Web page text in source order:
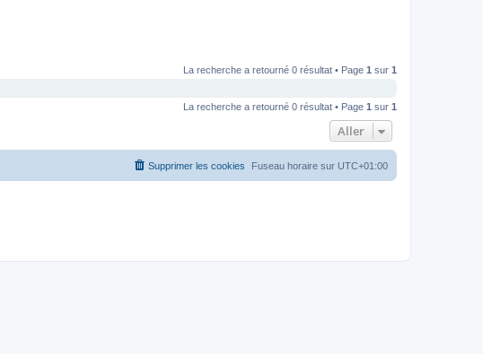
La recherche a retourné 0 résultat • Page 1 sur 1
La recherche a retourné 0 résultat • Page 1 sur 1
Aller
Fuseau horaire sur UTC+01:00
Supprimer les cookies